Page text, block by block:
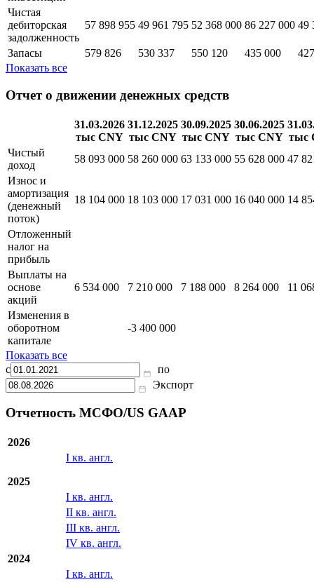
Чистая
дебиторская
задолженность
57 898 955 49 961 795 52 368 000 86 227 000 49
Запасы 579 826 530 337 550 120 435 000
Показать все
Отчет о движении денежных средств
31.03.2026
тыс CNY
31.12.2025
тыс CNY
30.09.2025
тыс CNY
30.06.2025
тыс CNY тыс
Чистый
доход
58 093 000 58 260 000 63 133 000 55 628 000 47
Износ и
амортизация
(денежный
поток)
18 104 000 18 103 000 17 031 000 16 040 000 14
Отложенный
налог на
прибыль
Выплаты на
основе
акций
6 534 000 7 210 000 7 188 000 8 264 000 11
Изменения в
оборотном
капитале
-3 400 000
Показать все
с
по
Экспорт
Отчетность МСФО/US GAAP
2026
I кв. англ.
2025
I кв. англ.
II кв. англ.
III кв. англ.
IV кв. англ.
2024
I кв. англ.